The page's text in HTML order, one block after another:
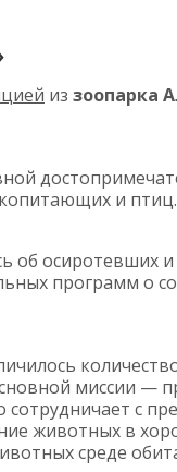
из зоопарка
и птиц.
об осиротевших
программ о
миссии —
с
животных в
среде